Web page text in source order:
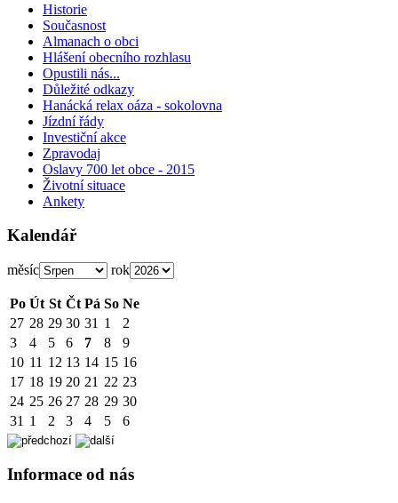
Historie
Současnost
Almanach o obci
Hlášení obecního rozhlasu
Opustili nás...
Důležité odkazy
Hanácká relax oáza - sokolovna
Jízdní řády
Investiční akce
Zpravodaj
Oslavy 700 let obce - 2015
Životní situace
Ankety
Kalendář
měsíc rok
Po Út St Čt Pá So Ne
27 28 29 30 31 1
2
3
4 5 6 7 8
9
10 11 12 13 14 15 16
17 18 19 20 21 22 23
24 25 26 27 28 29 30
31 1 2 3 4 5 6
Informace od nás